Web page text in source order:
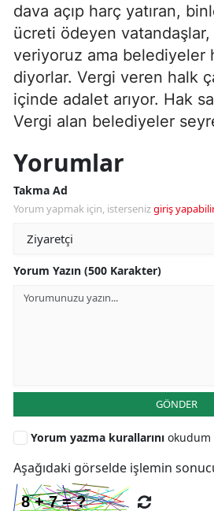
dava açıp harç yatıran,
ücreti ödeyen
veriyoruz ama belediyeler
diyorlar. Vergi veren halk
içinde adalet arıyor. Hak
Vergi alan belediyeler
Yorumlar
Takma Ad
Yorum yapmak için, istersenizgiriş
Yorum Yazın (500 Karakter)
GÖNDER
Yorum yazma kurallarını okudum
Aşağıdaki görselde işlemin